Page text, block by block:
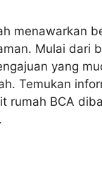
menawarkan
Mulai dari
yang
Temukan
rumah BCA